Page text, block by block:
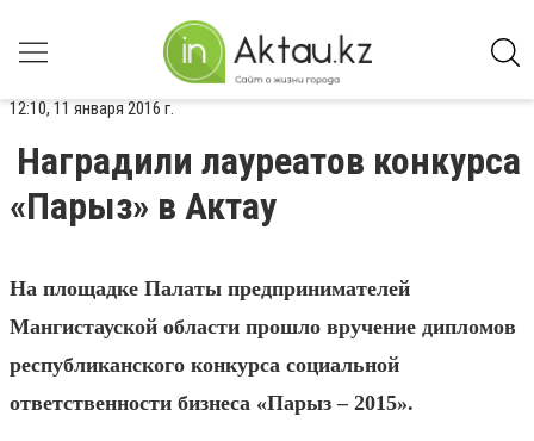
12:10, 11 января 2016 г.
Наградили лауреатов конкурса
«Парыз» в Актау
На площадке Палаты предпринимателей
Мангистауской области прошло вручение дипломов
республиканского конкурса социальной
ответственности бизнеса «Парыз – 2015».